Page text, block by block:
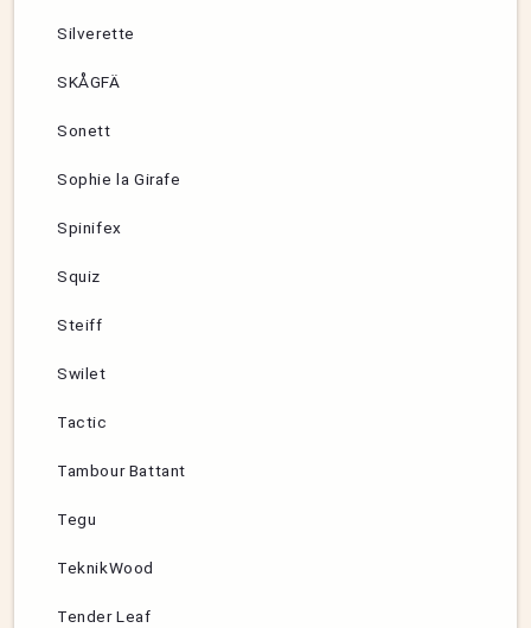
Silverette
SKÅGFÄ
Sonett
Sophie la Girafe
Spinifex
Squiz
Steiff
Swilet
Tactic
Tambour Battant
Tegu
TeknikWood
Tender Leaf